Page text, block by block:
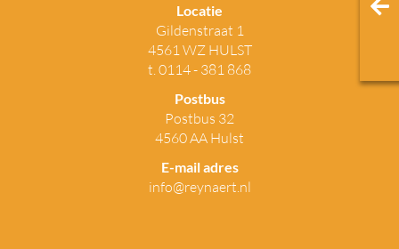
Locatie
Gildenstraat 1
4561 WZ HULST
t. 0114 - 381 868
Postbus
Postbus 32
4560 AA Hulst
E-mail adres
info@reynaert.nl